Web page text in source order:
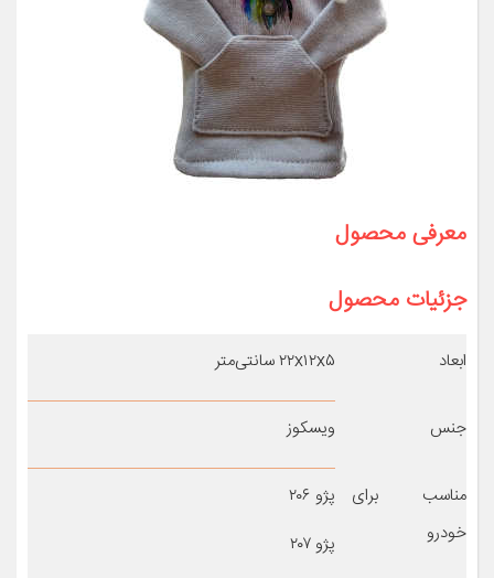
معرفی محصول
جزئیات محصول
ابعاد ۲۲x۱۲x۵ سانتی‌متر
جنس ویسکوز
مناسب برای
خودرو
پژو ۲۰۶
پژو ۲۰۷